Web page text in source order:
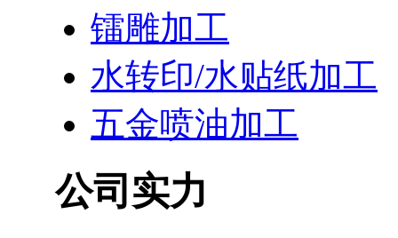
镭雕加工
水转印/水贴纸加工
五金喷油加工
公司实力